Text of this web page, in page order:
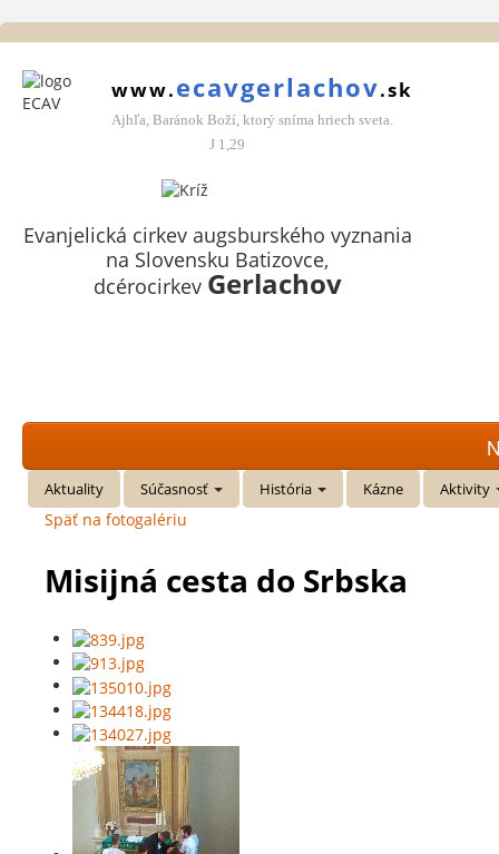
www.ecavgerlachov.sk
Ajhľa, Baránok Boží, ktorý sníma hriech sveta.
J 1,29
Evanjelická cirkev augsburského vyznania
na Slovensku Batizovce,
dcérocirkev Gerlachov
Aktuality Súčasnosť História Kázne Aktivity
Späť na fotogalériu
Misijná cesta do Srbska